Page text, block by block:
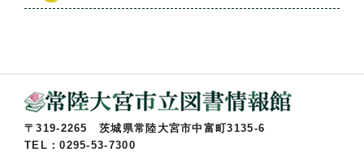
〒319-2265 茨城県常陸大宮市中富町3135-6
TEL：0295-53-7300